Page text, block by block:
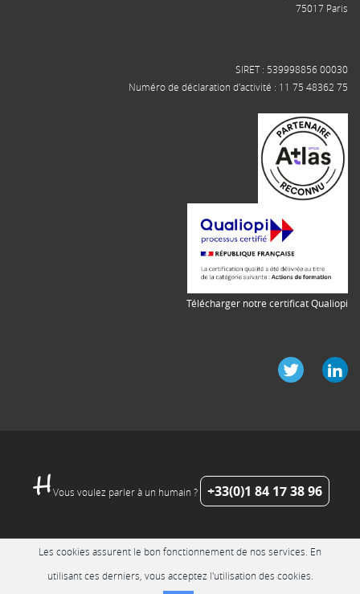
75017 Paris
SIRET : 539998856 00030
Numéro de déclaration d'activité : 11 75 48362 75
Télécharger notre certificat Qualiopi
Vous voulez parler à un humain ? +33(0)1 84 17 38 96
Les cookies assurent le bon fonctionnement de nos services. En
utilisant ces derniers, vous acceptez l'utilisation des cookies.